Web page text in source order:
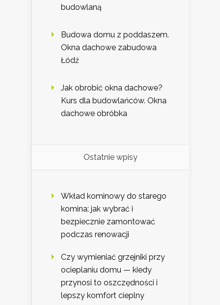
budowlaną
Budowa domu z poddaszem.
Okna dachowe zabudowa
Łódź
Jak obrobić okna dachowe?
Kurs dla budowlańców. Okna
dachowe obróbka
Ostatnie wpisy
Wkład kominowy do starego
komina: jak wybrać i
bezpiecznie zamontować
podczas renowacji
Czy wymieniać grzejniki przy
ocieplaniu domu — kiedy
przynosi to oszczędności i
lepszy komfort cieplny